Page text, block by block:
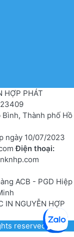
HỢP PHÁT
Thành phố Hồ
ngày 10/07/2023
Điện thoại:
ACB - PGD Hiệp
IN NGUYỄN HỢP
reserved.